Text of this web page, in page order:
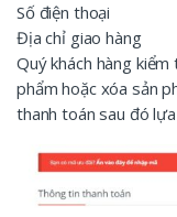
Số điện thoại
Địa chỉ giao hàng
Quý khách hàng
phẩm hoặc xóa sản
thanh toán sau đó